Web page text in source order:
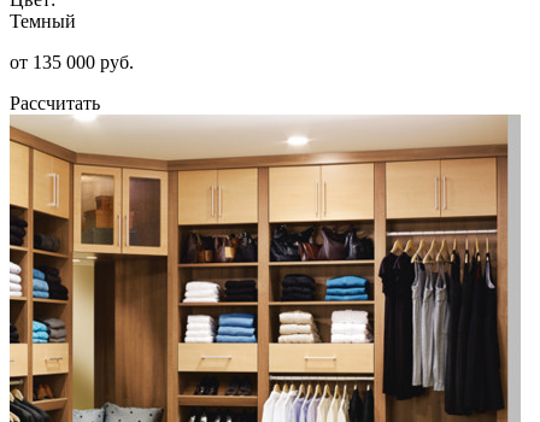
Темный
от 135 000 руб.
Рассчитать